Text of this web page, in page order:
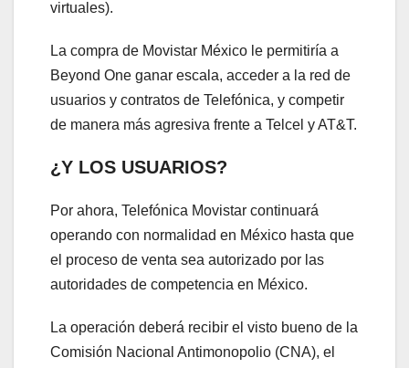
virtuales).
La compra de Movistar México le permitiría a
Beyond One ganar escala, acceder a la red de
usuarios y contratos de Telefónica, y competir
de manera más agresiva frente a Telcel y AT&T.
¿Y LOS USUARIOS?
Por ahora, Telefónica Movistar continuará
operando con normalidad en México hasta que
el proceso de venta sea autorizado por las
autoridades de competencia en México.
La operación deberá recibir el visto bueno de la
Comisión Nacional Antimonopolio (CNA), el